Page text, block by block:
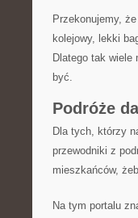
Przekonujemy,
kolejowy, lekki
Dlatego tak wiele
być.
Podróże
Dla tych, którzy
przewodniki z
mieszkańców,
Na tym portalu